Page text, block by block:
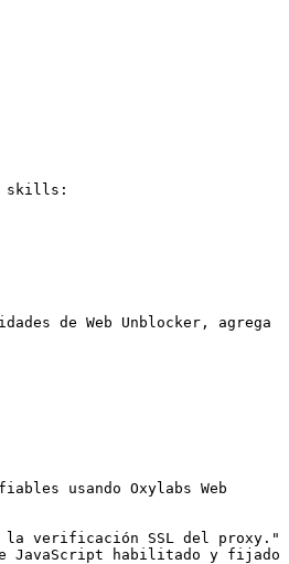
skills:
de Web Unblocker, agrega
usando Oxylabs Web
la verificación SSL del proxy."
JavaScript habilitado y fijado